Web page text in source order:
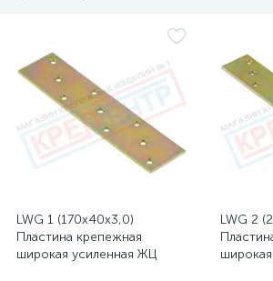
LWG 1 (170х40х3,0)
Пластина крепежная
широкая усиленная ЖЦ
LWG 2